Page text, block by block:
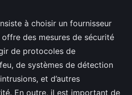
à choisir un fournisseur
des mesures de sécurité
de protocoles de
de systèmes de détection
et d’autres
En outre, il est important de